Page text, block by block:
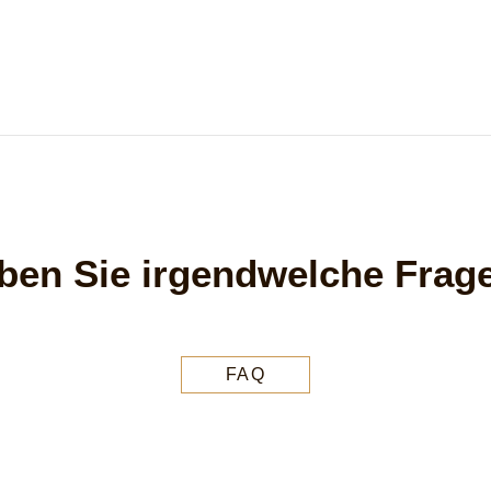
Sie irgendwelche
FAQ